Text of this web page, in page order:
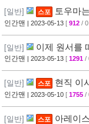
[일반] 스포 토우마
인간맨 | 2023-05-13 [ 912 /
[일반] 이제 원서를
인간맨 | 2023-05-13 [ 1291 /
[일반] 스포 현직 이
인간맨 | 2023-05-10 [ 1755 /
[일반] 스포 아레이